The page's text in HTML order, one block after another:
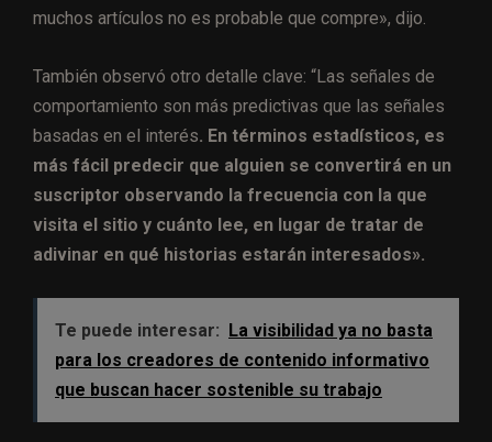
muchos artículos no es probable que compre», dijo.
También observó otro detalle clave: “Las señales de
comportamiento son más predictivas que las señales
basadas en el interés. En términos estadísticos, es
más fácil predecir que alguien se convertirá en un
suscriptor observando la frecuencia con la que
visita el sitio y cuánto lee, en lugar de tratar de
adivinar en qué historias estarán interesados​​».
Te puede interesar: La visibilidad ya no basta
para los creadores de contenido informativo
que buscan hacer sostenible su trabajo